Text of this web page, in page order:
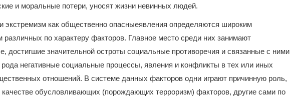
и моральные потери, уносят жизни невинных людей.
экстремизм как общественно опасныеявления определяются широким
различных по характеру факторов. Главное место среди них занимают
достигшие значительной остроты социальные противоречия и связанные с ними
рода негативные социальные процессы, явления и конфликты в тех или иных
отношений. В системе данных факторов одни играют причинную роль,
качестве обусловливающих (порождающих терроризм) факторов, другие сами по